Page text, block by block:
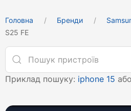
Головна Бренди
S25 FE
Приклад пошуку: iphone 15 або